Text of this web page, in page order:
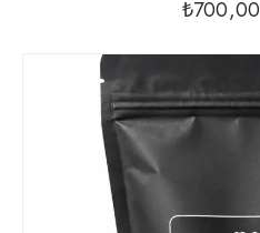
₺700,00